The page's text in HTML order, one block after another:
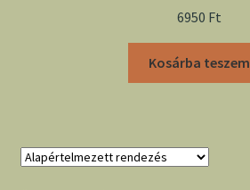
6950 Ft
Kosárba teszem